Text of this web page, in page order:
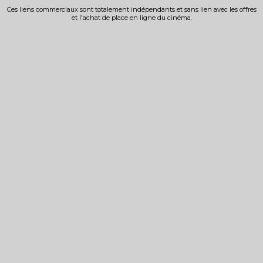
Ces liens commerciaux sont totalement indépendants et sans lien avec les offres
et l'achat de place en ligne du cinéma.